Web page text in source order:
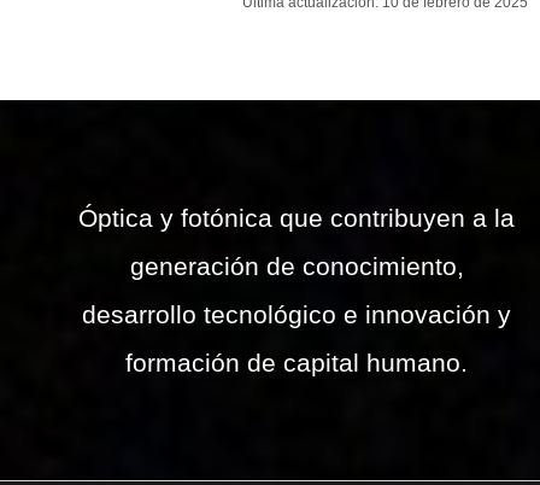
Óptica y fotónica que contribuyen a la
generación de conocimiento,
desarrollo tecnológico e innovación y
formación de capital humano.